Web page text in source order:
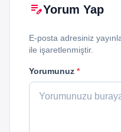
edit_noteYorum Yap
E-posta adresiniz
ile işaretlenmiştir.
Yorumunuz *